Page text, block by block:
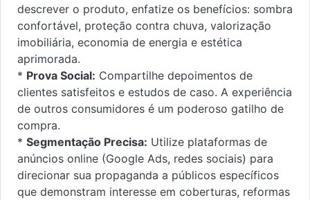
descrever o produto, enfatize os benefícios: sombra
confortável, proteção contra chuva, valorização
imobiliária, economia de energia e estética
aprimorada.
* Prova Social: Compartilhe depoimentos de
clientes satisfeitos e estudos de caso. A experiência
de outros consumidores é um poderoso gatilho de
compra.
* Segmentação Precisa: Utilize plataformas de
anúncios online (Google Ads, redes sociais) para
direcionar sua propaganda a públicos específicos
que demonstram interesse em coberturas, reformas